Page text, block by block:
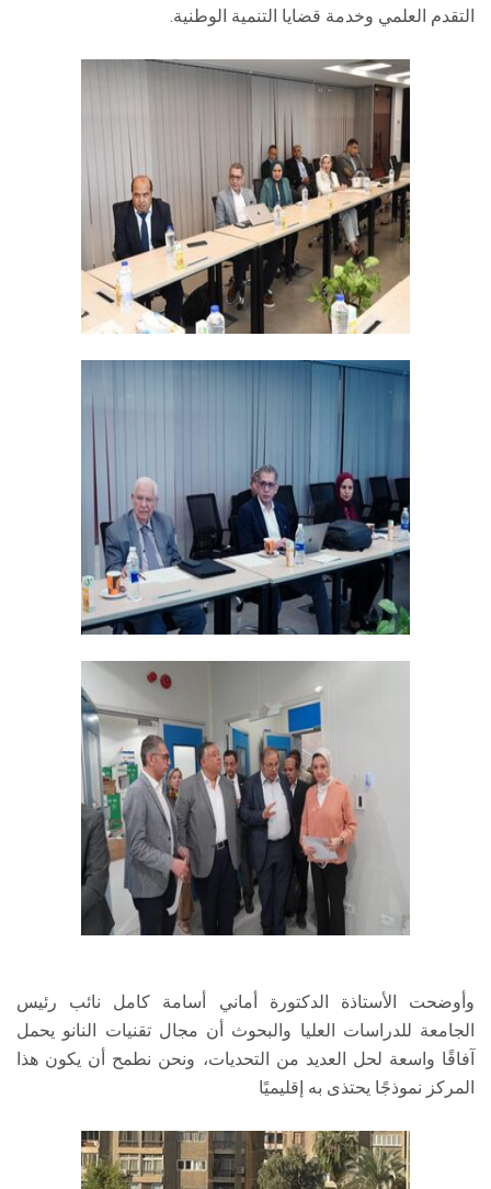
التقدم العلمي وخدمة قضايا التنمية الوطنية.
وأوضحت الأستاذة الدكتورة أماني أسامة كامل نائب رئيس
الجامعة للدراسات العليا والبحوث أن مجال تقنيات النانو يحمل
آفاقًا واسعة لحل العديد من التحديات، ونحن نطمح أن يكون هذا
المركز نموذجًا يحتذى به إقليميًا